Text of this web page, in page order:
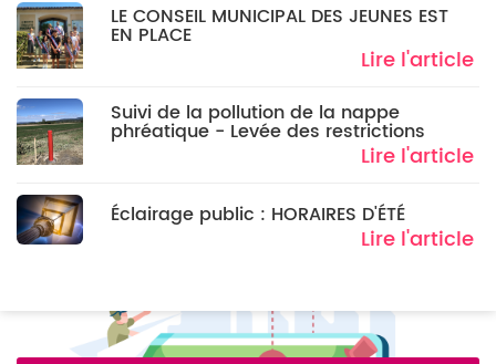
LE CONSEIL MUNICIPAL DES JEUNES EST
EN PLACE
Lire l'article
Suivi de la pollution de la nappe
phréatique - Levée des restrictions
Lire l'article
Éclairage public : HORAIRES D'ÉTÉ
Lire l'article